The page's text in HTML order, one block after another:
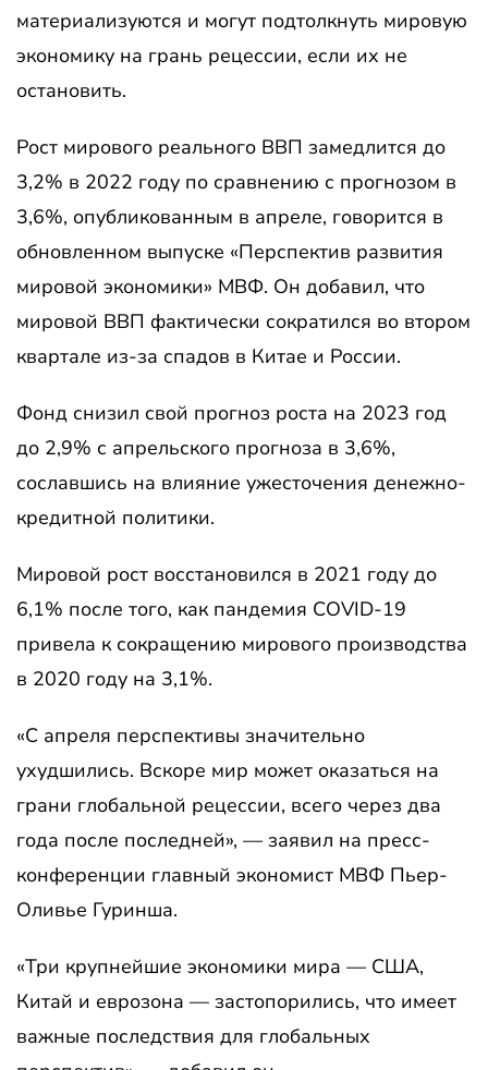
материализуются и могут подтолкнуть мировую
экономику на грань рецессии, если их не
остановить.
Рост мирового реального ВВП замедлится до
3,2% в 2022 году по сравнению с прогнозом в
3,6%, опубликованным в апреле, говорится в
обновленном выпуске «Перспектив развития
мировой экономики» МВФ. Он добавил, что
мировой ВВП фактически сократился во втором
квартале из-за спадов в Китае и России.
Фонд снизил свой прогноз роста на 2023 год
до 2,9% с апрельского прогноза в 3,6%,
сославшись на влияние ужесточения денежно-
кредитной политики.
Мировой рост восстановился в 2021 году до
6,1% после того, как пандемия COVID-19
привела к сокращению мирового производства
в 2020 году на 3,1%.
«С апреля перспективы значительно
ухудшились. Вскоре мир может оказаться на
грани глобальной рецессии, всего через два
года после последней», — заявил на пресс-
конференции главный экономист МВФ Пьер-
Оливье Гуринша.
«Три крупнейшие экономики мира — США,
Китай и еврозона — застопорились, что имеет
важные последствия для глобальных